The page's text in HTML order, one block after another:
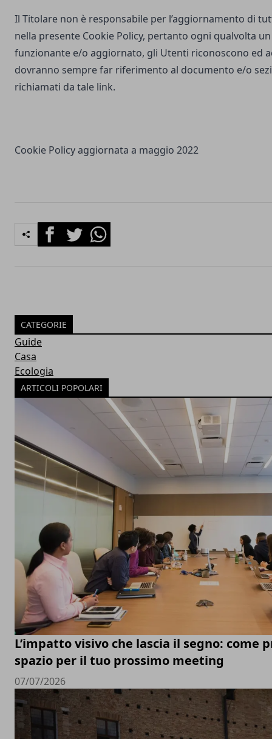
Il Titolare non è responsabile per l’aggiornamento di
nella presente Cookie Policy, pertanto ogni qualvolta
funzionante e/o aggiornato, gli Utenti riconoscono ed
dovranno sempre far riferimento al documento e/o
richiamati da tale link.
Cookie Policy aggiornata a maggio 2022
FacebookTwitterWhatsapp
CATEGORIE
Guide
Casa
Ecologia
ARTICOLI POPOLARI
L’impatto visivo che lascia il segno: come
spazio per il tuo prossimo meeting
07/07/2026